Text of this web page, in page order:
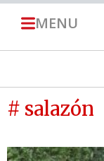
MENU
# salazón